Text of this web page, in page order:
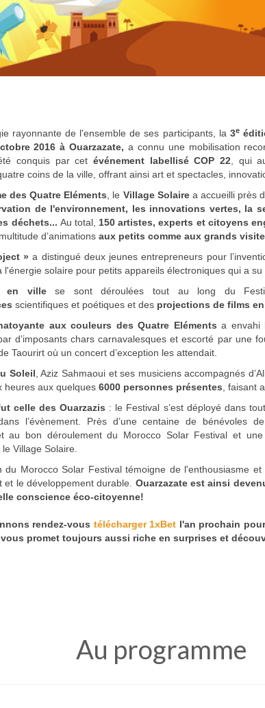
rayonnante de l'ensemble de ses participants, la 3e
2016 à Ouarzazate, a connu une mobilisation
conquis par cetévénement labellisé COP 22 , qui
coins de la ville, offrant ainsi art et spectacles,
des Quatre Eléments , le Village Solairea accueilli près
de l'environnement, les innovations vertes, la
déchets... Au total, 150 artistes, experts et citoyens
d’animationsaux petits comme aux grands
» a distingué deux jeunes entrepreneurs pour
l'énergie solaire pour petits appareils électroniques qui a su
en villese sont déroulées tout au long du
scientifiques et poétiques et des projections de films
aux couleurs des Quatre Eléments a envahi
d’imposants chars carnavalesques et escorté par une
Taourirt où un concert d’exception les attendait.
Soleil , Aziz Sahmaoui et ses musiciens accompagnés
heures aux quelques6000 personnes présentes , faisant
celle des Ouarzazis : le Festival s’est déployé dans
l’évènement. Près d’une centaine de
au bon déroulement du Morocco Solar Festival et
Village Solaire.
du Morocco Solar Festival témoigne de l'enthousiasme
et le développement durable. Ouarzazate est ainsi
conscience éco-citoyenne!
rendez-vous télécharger 1xBet l'an prochain
promet toujours aussi riche en surprises et
Au programme